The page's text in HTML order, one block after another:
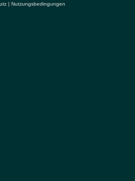
| Nutzungsbedingungen